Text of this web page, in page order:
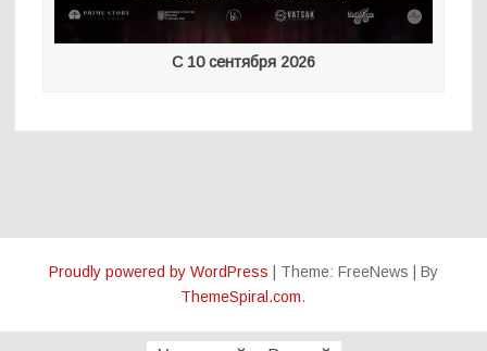
С 10 сентября 2026
Proudly powered by WordPress Theme: FreeNews
By
ThemeSpiral.com.